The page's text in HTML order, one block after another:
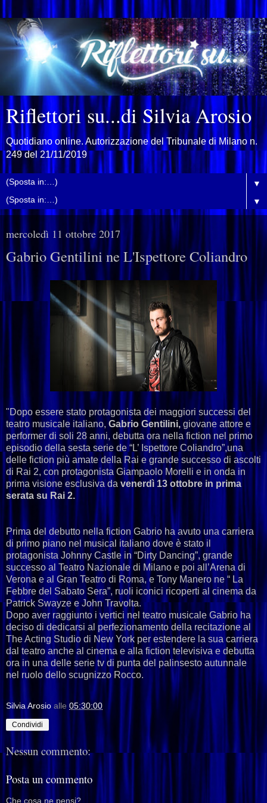
Riflettori su...di Silvia Arosio
Quotidiano online. Autorizzazione del Tribunale di Milano n.
249 del 21/11/2019
▼
▼
mercoledì 11 ottobre 2017
Gabrio Gentilini ne L'Ispettore Coliandro
"Dopo essere stato protagonista dei maggiori successi del
teatro musicale italiano, Gabrio Gentilini, giovane attore e
performer di soli 28 anni, debutta ora nella fiction nel primo
episodio della sesta serie de “L’ Ispettore Coliandro”,una
delle fiction più amate della Rai e grande successo di ascolti
di Rai 2, con protagonista Giampaolo Morelli e in onda in
prima visione esclusiva da venerdì 13 ottobre in prima
serata su Rai 2.
Prima del debutto nella fiction Gabrio ha avuto una carriera
di primo piano nel musical italiano dove è stato il
protagonista Johnny Castle in “Dirty Dancing”, grande
successo al Teatro Nazionale di Milano e poi all’Arena di
Verona e al Gran Teatro di Roma, e Tony Manero ne “ La
Febbre del Sabato Sera”, ruoli iconici ricoperti al cinema da
Patrick Swayze e John Travolta.
Dopo aver raggiunto i vertici nel teatro musicale Gabrio ha
deciso di dedicarsi al perfezionamento della recitazione al
The Acting Studio di New York per estendere la sua carriera
dal teatro anche al cinema e alla fiction televisiva e debutta
ora in una delle serie tv di punta del palinsesto autunnale
nel ruolo dello scugnizzo Rocco.
Silvia Arosio alle 05:30:00
Condividi
Nessun commento:
Posta un commento
Che cosa ne pensi?